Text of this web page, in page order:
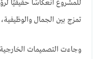
للمشروع انعكاسًا حقيقيًا
تمزج بين الجمال والوظيفية،
وجاءت التصميمات